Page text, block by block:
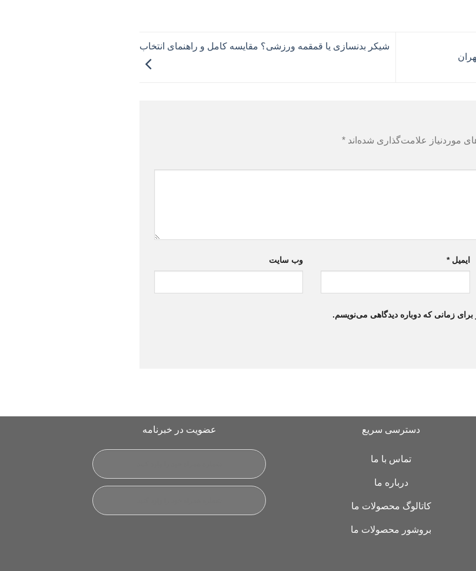
شیکر بدنسازی یا قمقمه ورزشی؟ مقایسه کامل و راهنمای انتخاب
موردنیاز علامت‌گذاری شده‌اند *
ایمیل* وب‌ سایت
زمانی که دوباره دیدگاهی می‌نویسم.
دسترسی سریع
تماس با ما
درباره ما
کاتالوگ محصولات ما
بروشور محصولات ما
عضویت در خبرنامه